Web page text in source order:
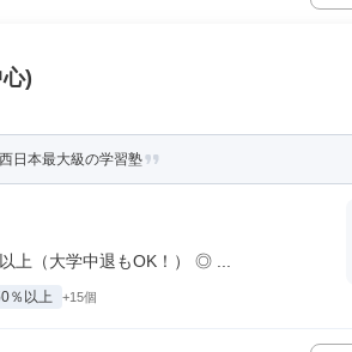
)
日本最大級の学習塾
上（大学中退もOK！） ◎ ...
％以上 +15個